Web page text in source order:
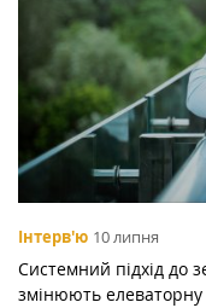
Інтерв'ю 10 липня
Системний підхід до
змінюють елеваторну